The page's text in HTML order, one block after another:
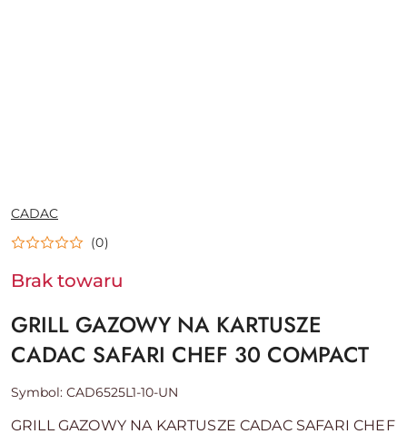
NAZWA
PRODUCENTA:
CADAC
(0)
Brak towaru
GRILL GAZOWY NA KARTUSZE
CADAC SAFARI CHEF 30 COMPACT
Symbol: CAD6525L1-10-UN
GRILL GAZOWY NA KARTUSZE CADAC SAFARI CHEF